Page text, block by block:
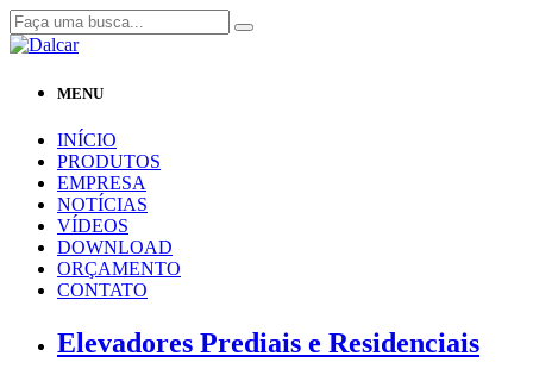
MENU
INÍCIO
PRODUTOS
EMPRESA
NOTÍCIAS
VÍDEOS
DOWNLOAD
ORÇAMENTO
CONTATO
Elevadores Prediais e Residenciais